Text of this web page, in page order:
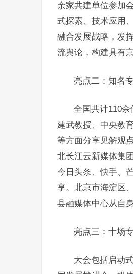
余家共建单位参加
式探索、技术应用
融合发展战略，发
流舆论，构建具有
亮点二：知名
全国共计110
建武教授、中央教
等方面分享见解观
北长江云新媒体集
今日头条、快手、
享。北京市海淀区
县融媒体中心从自
亮点三：十场
大会包括启动